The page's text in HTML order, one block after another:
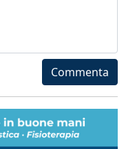
Commenta